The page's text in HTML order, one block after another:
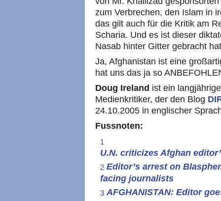
zum Verbrechen, den Islam in
das gilt auch für die Kritik am
Scharia. Und es ist dieser
Nasab hinter Gitter gebracht
Ja, Afghanistan ist eine
hat uns das ja so
Doug Ireland ist ein
Medienkritiker, der den Blog
24.10.2005 in englischer
Fussnoten:
1
U.N. criticizes Afghan
2 Editor’s arrest on
facing journalists
3 AFGHANISTAN: Editor